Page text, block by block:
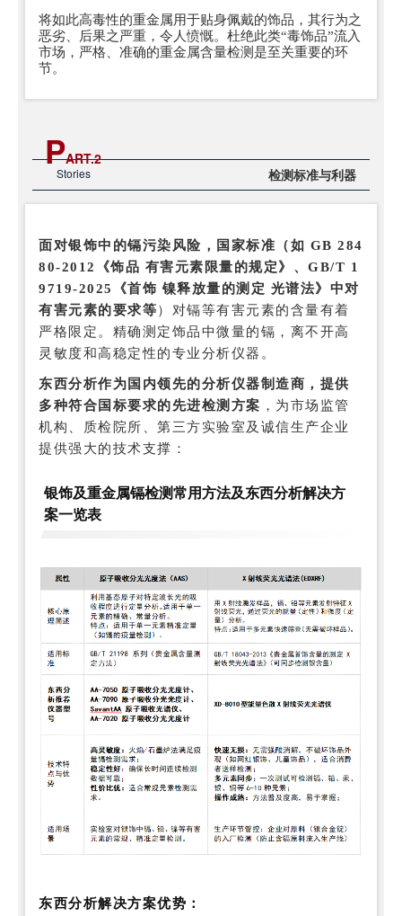
将如此高毒性的重金属用于贴身佩戴的饰品，其行为之
恶劣、后果之严重，令人愤慨。杜绝此类“毒饰品”流入
市场，严格、准确的重金属含量检测是至关重要的环
节。
PART.2
Stories 检测标准与利器
面对银饰中的镉污染风险，国家标准（如 GB 284
80-2012《饰品 有害元素限量的规定》、GB/T 1
9719-2025《首饰 镍释放量的测定 光谱法》中对
有害元素的要求等）对镉等有害元素的含量有着
严格限定。精确测定饰品中微量的镉，离不开高
灵敏度和高稳定性的专业分析仪器。
东西分析作为国内领先的分析仪器制造商，提供
多种符合国标要求的先进检测方案 ，为市场监管
机构、质检院所、第三方实验室及诚信生产企业
提供强大的技术支撑：
银饰及重金属镉检测常用方法及东西分析解决方
案一览表
东西分析解决方案优势：